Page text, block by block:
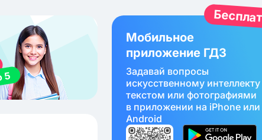
Мобильное
приложение ГДЗ
Задавай вопросы
искуcственному интеллекту
текстом или фотографиями
в приложении на iPhone или
Android